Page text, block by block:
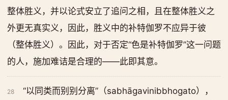
整体胜义，并以论式安立了追问之相，且在整体胜义之
外更无真实义，因此，胜义中的补特伽罗不应异于彼
（整体胜义）。因此，对于否定“色是补特伽罗”这一问题
的人，施加难诘是合理的——此即其意。
28
“以同类而别别分离”（sabhāgavinibbhogato），